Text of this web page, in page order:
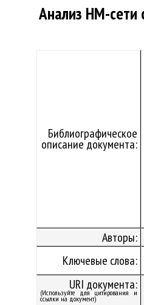
Анализ НМ-сети
Библиографическое
описание документа:
Авторы:
Ключевые слова:
URI документа:
(Используйте для цитирования и
ссылки на документ)